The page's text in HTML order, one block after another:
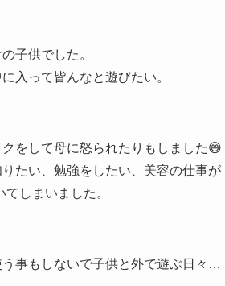
子供でした。
入って皆んなと遊びたい。
をして母に怒られたりもしました😅
たい、勉強をしたい、美容の仕事が
しまいました。
事もしないで子供と外で遊ぶ日々…